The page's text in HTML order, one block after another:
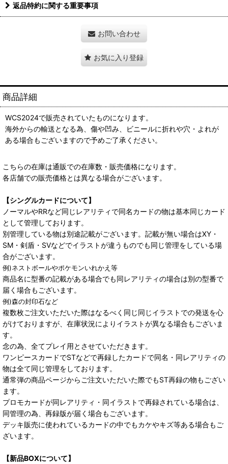
返品特約に関する重要事項
お問い合わせ
お気に入り登録
商品詳細
WCS2024で販売されていたものになります。
海外からの輸送となる為、傷や凹み、ビニールに折れや穴・よれが
ある場合もございますので予めご了承ください。
こちらの在庫は通販での在庫数・販売価格になります。
各店舗での販売価格とは異なる場合がございます。
【シングルカードについて】
ノーマルやRRなど同じレアリティで同名カードの物は基本同じカード
として管理しております。
別管理している物は別途記載がございます。記載が無い場合はXY・
SM・剣盾・SVなどでイラストが違うものでも同じ管理をしている場
合がございます。
例)ネストボールやポケモンいれかえ等
商品名に型番の記載がある場合でも同レアリティの場合は別の型番で
届く場合もございます。
例)森の封印石など
複数枚ご注文いただいた際はなるべく同じ同じイラストでの発送を心
がけておりますが、在庫状況によりイラストが異なる場合もございま
す。
念の為、全てプレイ用とさせていただきます。
ワンピースカードでSTなどで再録したカードで同名・同レアリティの
物は全て同じ管理をしております。
通常弾の商品ページからご注文いただいた際でもST再録の物もござい
ます。
プロモカードが同レアリティ・同イラストで再録されている場合は、
同管理の為、再録版が届く場合もございます。
デッキ販売に使われているカードの中でもカケやキズ等ある場合もご
ざいます。
【新品BOXについて】